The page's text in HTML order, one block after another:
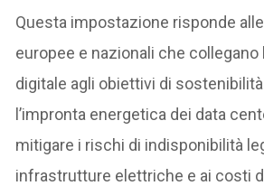
Questa impostazione risponde
europee e nazionali che collegano
digitale agli obiettivi di
l’impronta energetica dei data
mitigare i rischi di indisponibilità
infrastrutture elettriche e ai costi